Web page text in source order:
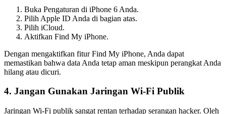
Buka Pengaturan di iPhone 6 Anda.
Pilih Apple ID Anda di bagian atas.
Pilih iCloud.
Aktifkan Find My iPhone.
Dengan mengaktifkan fitur Find My iPhone, Anda dapat
memastikan bahwa data Anda tetap aman meskipun perangkat Anda
hilang atau dicuri.
4. Jangan Gunakan Jaringan Wi-Fi Publik
Jaringan Wi-Fi publik sangat rentan terhadap serangan hacker. Oleh